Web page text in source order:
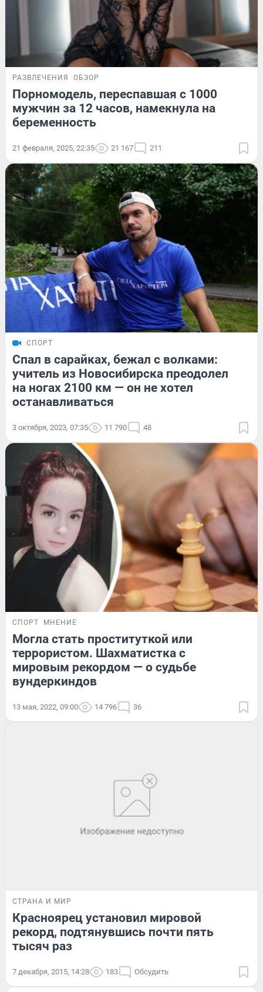
РАЗВЛЕЧЕНИЯ ОБЗОР
Порномодель, переспавшая с 1000
мужчин за 12 часов, намекнула на
беременность
21 февраля, 2025, 22:35 21 167 211
СПОРТ
Спал в сарайках, бежал с волками:
учитель из Новосибирска преодолел
на ногах 2100 км — он не хотел
останавливаться
3 октября, 2023, 07:35 11 790 48
СПОРТ МНЕНИЕ
Могла стать проституткой или
террористом. Шахматистка с
мировым рекордом — о судьбе
вундеркиндов
13 мая, 2022, 09:00 14 796 36
СТРАНА И МИР
Красноярец установил мировой
рекорд, подтянувшись почти пять
тысяч раз
7 декабря, 2015, 14:28 183 Обсудить